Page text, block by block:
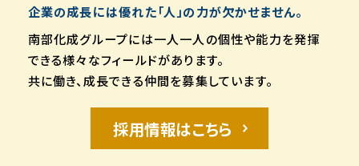
企業の成長には優れた「人」の力が欠かせません。
南部化成グループには一人一人の個性や能力を発揮
できる様々なフィールドがあります。
共に働き、成長できる仲間を募集しています。
採用情報はこちら